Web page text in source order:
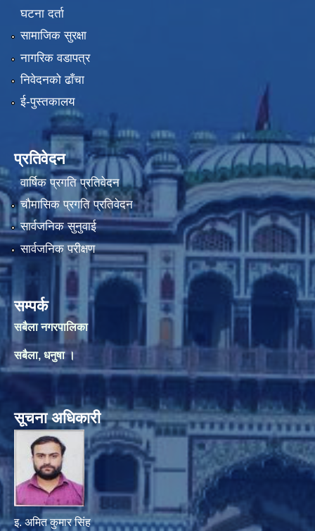
घटना दर्ता
सामाजिक सुरक्षा
नागरिक वडापत्र
निवेदनको ढाँचा
ई-पुस्तकालय
प्रतिवेदन
वार्षिक प्रगति प्रतिवेदन
चौमासिक प्रगति प्रतिवेदन
सार्वजनिक सुनुवाई
सार्वजनिक परीक्षण
सम्पर्क
सबैला नगरपालिका
सबैला, धनुषा ।
सूचना अधिकारी
इ. अमित कुमार सिंह